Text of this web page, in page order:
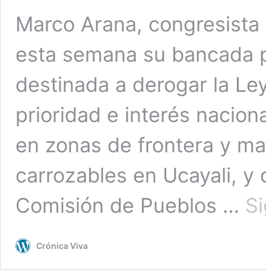
Marco Arana,
esta semana su bancada
destinada a derogar la
prioridad e interés
en zonas de frontera y
carrozables en Ucayali, y
Comisión de Pueblos …
Crónica Viva